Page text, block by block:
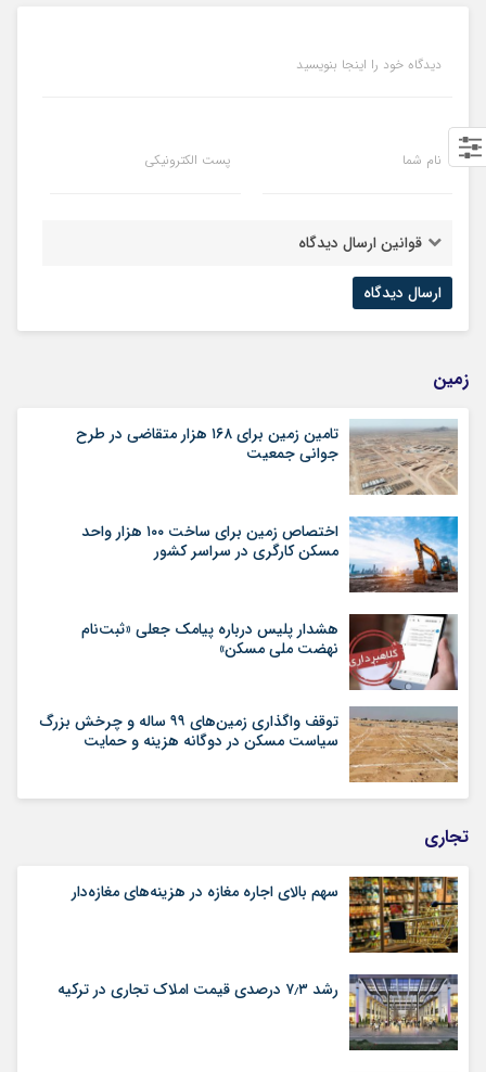
دیدگاه خود را اینجا بنویسید
نام شما پست الکترونیکی
قوانین ارسال دیدگاه
زمین
تامین زمین برای ۱۶۸ هزار متقاضی در طرح
جوانی جمعیت
اختصاص زمین برای ساخت ۱۰۰ هزار واحد
مسکن کارگری در سراسر کشور
هشدار پلیس درباره پیامک جعلی «ثبت‌نام
نهضت ملی مسکن»
توقف واگذاری زمین‌های ۹۹ ساله و چرخش بزرگ
سیاست مسکن در دوگانه هزینه و حمایت
تجاری
سهم بالای اجاره‌‌ مغازه در هزینه‌‌های مغازه‌‌دار
رشد ۷٫۳ درصدی قیمت‌ املاک تجاری در ترکیه